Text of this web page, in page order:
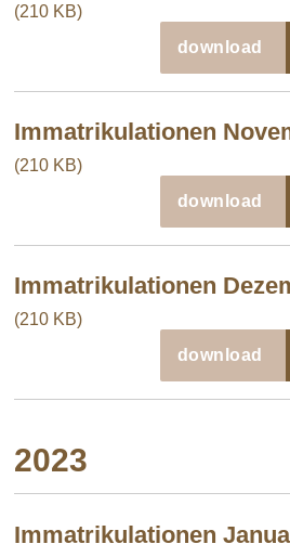
(210 KB)
download
Immatrikulationen
(210 KB)
download
Immatrikulationen
(210 KB)
download
2023
Immatrikulationen